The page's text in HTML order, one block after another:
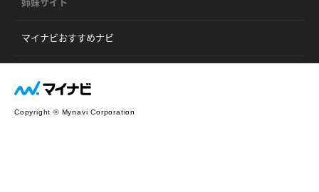
マイナビおすすめナビ
Copyright © Mynavi Corporation